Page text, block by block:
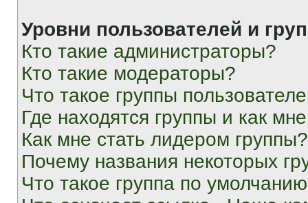
Уровни пользователей и
Кто такие администраторы?
Кто такие модераторы?
Что такое группы
Где находятся группы и как
Как мне стать лидером группы?
Почему названия некоторых
Что такое группа по